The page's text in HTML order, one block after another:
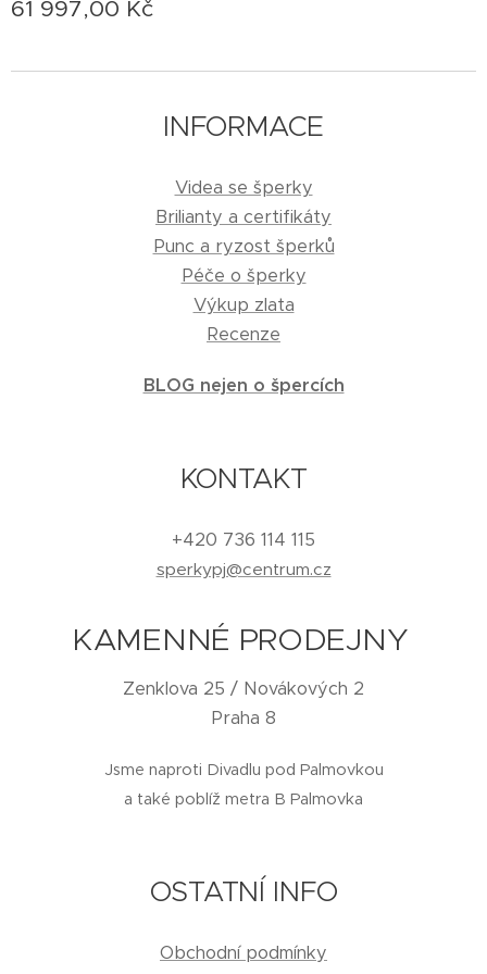
61 997,00 Kč
INFORMACE
Videa se šperky
Brilianty a certifikáty
Punc a ryzost šperků
Péče o šperky
Výkup zlata
Recenze
BLOG nejen o špercích
KONTAKT
+420 736 114 115
sperkypj@centrum.cz
KAMENNÉ PRODEJNY
Zenklova 25 / Novákových 2
Praha 8
Jsme naproti Divadlu pod Palmovkou
a také poblíž metra B Palmovka
OSTATNÍ INFO
Obchodní podmínky